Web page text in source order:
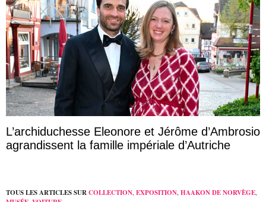
L’archiduchesse Eleonore et Jérôme d’Ambrosio
agrandissent la famille impériale d’Autriche
TOUS LES ARTICLES SURCOLLECTION, EXPOSITION, HAAKON DE NORVÈGE,